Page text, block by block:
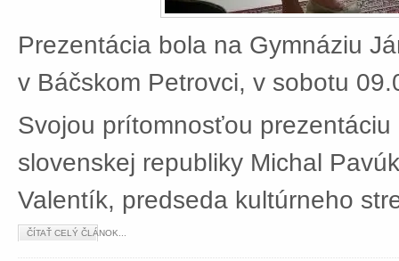
Prezentácia bola na Gymnáziu
v Báčskom Petrovci, v sobotu
Svojou prítomnosťou
slovenskej republiky Michal
Valentík, predseda kultúrneho
ČÍTAŤ CELÝ ČLÁNOK...